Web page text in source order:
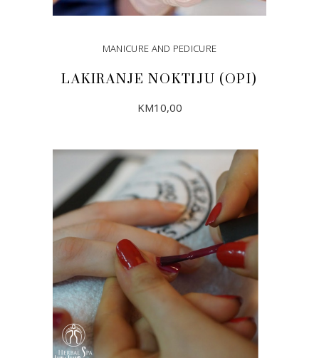
MANICURE AND PEDICURE
LAKIRANJE NOKTIJU (OPI)
KM10,00
DODAJ U KORPU